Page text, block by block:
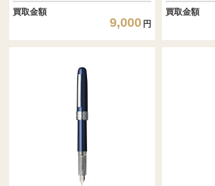
買取金額
9,000 円
買取金額